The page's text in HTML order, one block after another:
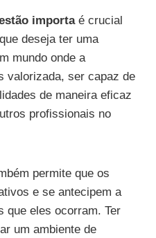
importaé crucial
deseja ter uma
mundo onde a
valorizada, ser capaz de
de maneira eficaz
profissionais no
permite que os
e se antecipem a
que eles ocorram. Ter
um ambiente de